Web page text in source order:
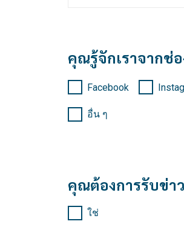
คุณรู้จักเราจากช่
Facebook
อื่น ๆ
คุณต้องการรับข่า
ใช่